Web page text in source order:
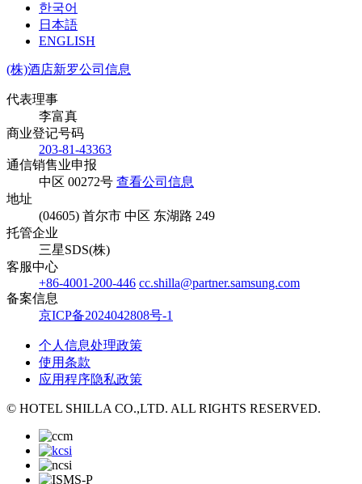
한국어
日本語
ENGLISH
(株)酒店新罗公司信息
代表理事
李富真
商业登记号码
203-81-43363
通信销售业申报
中区 00272号 查看公司信息
地址
(04605) 首尔市 中区 东湖路 249
托管企业
三星SDS(株)
客服中心
+86-4001-200-446 cc.shilla@partner.samsung.com
备案信息
京ICP备2024042808号-1
个人信息处理政策
使用条款
应用程序隐私政策
© HOTEL SHILLA CO.,LTD. ALL RIGHTS RESERVED.